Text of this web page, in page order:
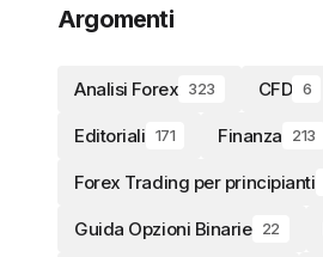
Argomenti
Analisi Forex 323 CFD 6
Editoriali 171 Finanza 213
Forex Trading per principianti
Guida Opzioni Binarie 22